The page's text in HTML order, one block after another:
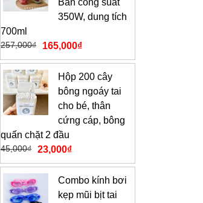
350W, dung tích
700ml
257,000₫ 165,000₫
Hộp 200 cây
bông ngoáy tai
cho bé, thân
cứng cáp, bông
quấn chặt 2 đầu
45,000₫ 23,000₫
Combo kính bơi
kẹp mũi bịt tai